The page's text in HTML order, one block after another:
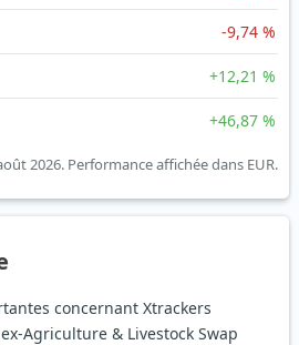
-9,74 %
+12,21 %
+46,87 %
2026. Performance affichée dans EUR.
concernant Xtrackers
Agriculture & Livestock Swap